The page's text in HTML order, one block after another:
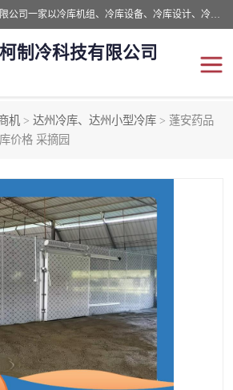
四川美柯冷冻库安装工程有限公司一家以冷库机组、冷库设备、冷库设计、冷冻库设备销售、冷库安装、冻库安装价格及技术服务为一体的综合企业，咨询热线：同等设备材料优惠10% 。公司各种类型安装组合式冷库、冷冻库、冷藏库、气调保鲜库、并提供成套设备供应、安装与调试、维护与维修、技术咨询、操作维修人员技术培训等
制冷科技有限公司
机 > 达州冷库、达州小型冷库 > 蓬安药品
价格 采摘园
格
库价格 绵阳冻库,绵阳保鲜冷库
阳冷库 广元冻库安装,广元冻库造
价
冻库安 遂宁冻库
库安装 泸州冻库，泸州冷库
冷库 自贡冻库组装
攀枝花冻库